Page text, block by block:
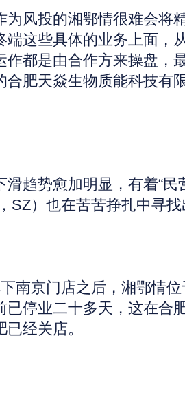
为风投的湘鄂情很难会将
端这些具体的业务上面，
作都是由合作方来操盘，
合肥天焱生物质能科技有
滑趋势愈加明显，有着“民
SZ）也在苦苦挣扎中寻
南京门店之后，湘鄂情
已停业二十多天，这在合
经关店。